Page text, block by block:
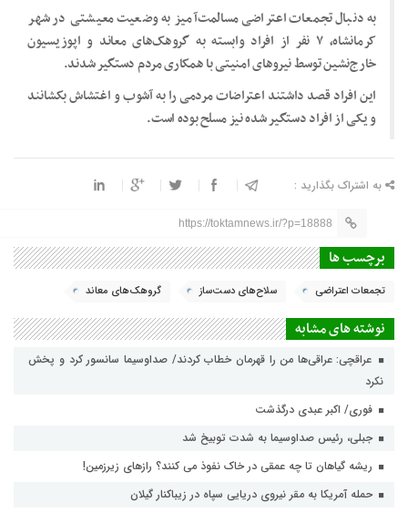
به دنبال تجمعات اعتراضی مسالمت‌آمیز به وضعیت معیشتی در شهر
کرمانشاه، ۷ نفر از افراد وابسته به گروهک‌های معاند و اپوزیسیون
خارج‌نشین توسط نیروهای امنیتی با همکاری مردم دستگیر شدند.
این افراد قصد داشتند اعتراضات مردمی را به آشوب و اغتشاش بکشانند
و یکی از افراد دستگیر شده نیز مسلح بوده است.
به اشتراک بگذارید :
https://toktamnews.ir/?p=18888
برچسب ها
تجمعات اعتراضی سلاح‌های دست‌ساز گروهک‌های معاند
نوشته های مشابه
عراقچی: عراقی‌ها من را قهرمان خطاب کردند/ صداوسیما سانسور کرد و پخش
نکرد
فوری/ اکبر عبدی درگذشت
جبلی، رئیس صداوسیما به شدت توبیخ شد
ریشه گیاهان تا چه عمقی در خاک نفوذ می کنند؟ رازهای زیرزمین!
حمله آمریکا به مقر نیروی دریایی سپاه در زیباکنار گیلان